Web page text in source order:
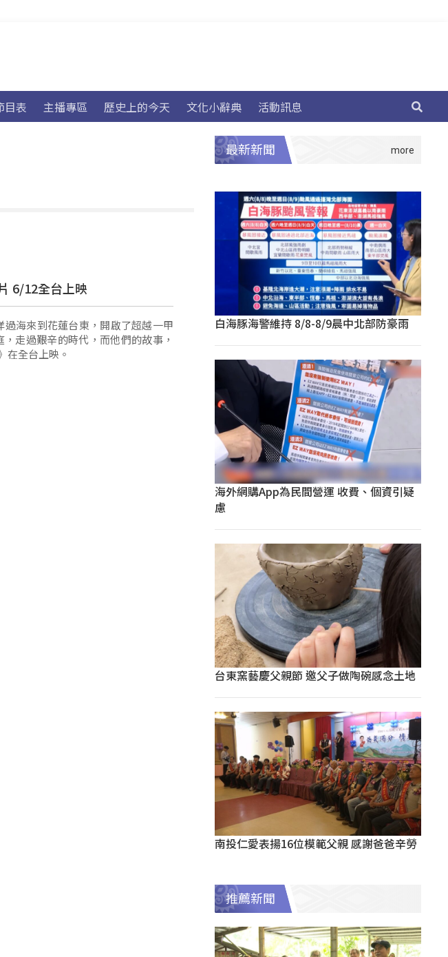
目表 主播專區 歷史上的今天 文化小辭典 活動訊息
6/12全台上映
海來到花蓮台東，開啟了超越一甲
走過艱辛的時代，而他們的故事，
在全台上映。
最新新聞
白海豚海警維持 8/8-8/9晨中北部防豪雨
海外網購App為民間營運 收費、個資引疑
慮
台東窯藝慶父親節 邀父子做陶碗感念土地
南投仁愛表揚16位模範父親 感謝爸爸辛勞
推薦新聞